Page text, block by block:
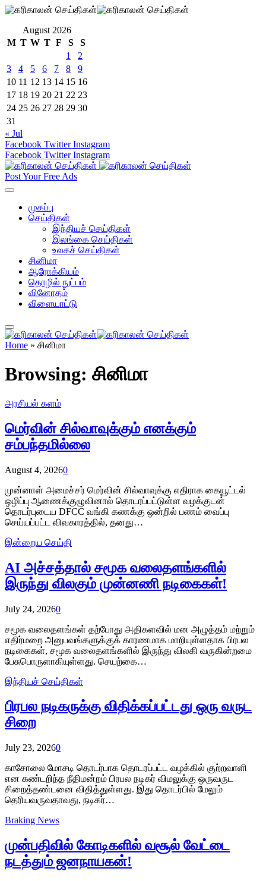
August 2026
M T W T F S
S
1
2
3
4 5 6 7 8
9
10 11 12 13 14 15 16
17 18 19 20 21 22 23
24 25 26 27 28 29 30
31
« Jul
Facebook Twitter Instagram
Facebook Twitter Instagram
Post Your Free Ads
முகப்பு
செய்திகள்
இந்தியச் செய்திகள்
இலங்கை செய்திகள்
உலகச் செய்திகள்
சினிமா
ஆரோக்கியம்
தொழில் நுட்பம்
வினோதம்
விளையாட்டு
Home » சினிமா
Browsing: சினிமா
அரசியல் களம்
மெர்வின் சில்வாவுக்கும் எனக்கும்
சம்பந்தமில்லை
August 4, 20260
முன்னாள் அமைச்சர் மெர்வின் சில்வாவுக்கு எதிராக கையூட்டல்
ஒழிப்பு ஆணைக்குழுவினால் தொடரப்பட்டுள்ள வழக்குடன்
தொடர்புடைய DFCC வங்கி கணக்கு ஒன்றில் பணம் வைப்பு
செய்யப்பட்ட விவகாரத்தில், தனது…
இன்றைய செய்தி
AI அச்சத்தால் சமூக வலைதளங்களில்
இருந்து விலகும் முன்னணி நடிகைகள்!
July 24, 20260
சமூக வலைதளங்கள் தற்போது அதிகளவில் மன அழுத்தம் மற்றும்
எதிர்மறை அனுபவங்களுக்குக் காரணமாக மாறியுள்ளதாக பிரபல
நடிகைகள், சமூக வலைதளங்களில் இருந்து விலகி வருகின்றமை
பேசுபொருளாகியுள்ளது. செயற்கை…
இந்தியச் செய்திகள்
பிரபல நடிகருக்கு விதிக்கப்பட்டது ஒரு வருட
சிறை
July 23, 20260
காசோலை மோசடி தொடர்பாக தொடரப்பட்ட வழக்கில் குற்றவாளி
என கண்டறிந்த நீதிமன்றம் பிரபல நடிகர் விமலுக்கு ஒருவருட
சிறைத்தண்டனை விதித்துள்ளது. இது தொடர்பில் மேலும்
தெரியவருவதாவது, நடிகர்…
Braking News
முன்பதிவில் கோடிகளில் வசூல் வேட்டை
நடத்தும் ஜனநாயகன்!